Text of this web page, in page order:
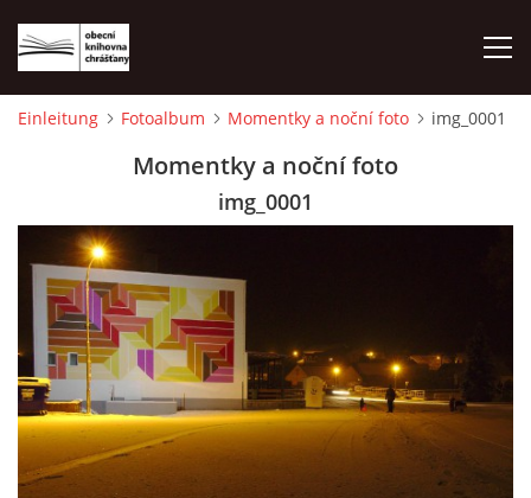
© 2026 eStránky.cz |WebSlice |Drucken|Aktualisiert: 1. 8. 2026|
Nach oben ↑
Einleitung Fotoalbum Momentky a noční foto img_0001
Momentky a noční foto
img_0001